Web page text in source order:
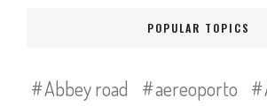
POPULAR TOPICS
Abbey road aereoporto